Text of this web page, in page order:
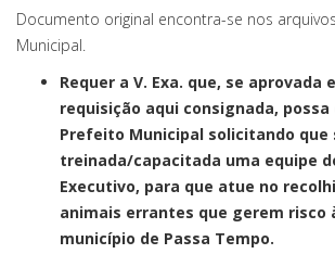
Documento original encontra-se nos
Municipal.
Requer a V. Exa. que, se aprovada
requisição aqui consignada, possa
Prefeito Municipal solicitando que
treinada/capacitada uma equipe
Executivo, para que atue no
animais errantes que gerem risco
município de Passa Tempo.